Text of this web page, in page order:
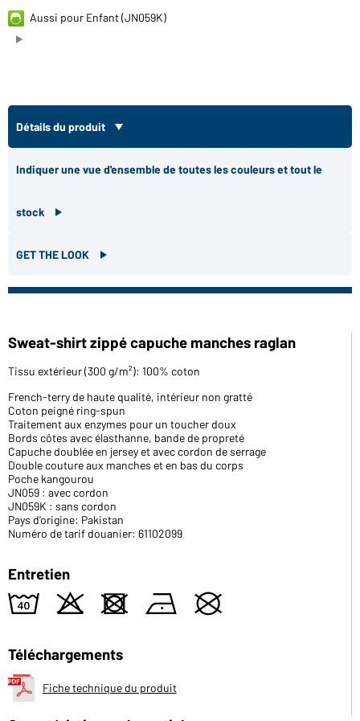
Aussi pour Enfant (JN059K)
Détails du produit
Indiquer une vue d'ensemble de toutes les couleurs et tout le
stock
GET THE LOOK
Sweat-shirt zippé capuche manches raglan
Tissu extérieur (300 g/m²): 100% coton
French-terry de haute qualité, intérieur non gratté
Coton peigné ring-spun
Traitement aux enzymes pour un toucher doux
Bords côtes avec élasthanne, bande de propreté
Capuche doublée en jersey et avec cordon de serrage
Double couture aux manches et en bas du corps
Poche kangourou
JN059 : avec cordon
JN059K : sans cordon
Pays d'origine: Pakistan
Numéro de tarif douanier: 61102099
Entretien
8 o d n U
Téléchargements
Fiche technique du produit